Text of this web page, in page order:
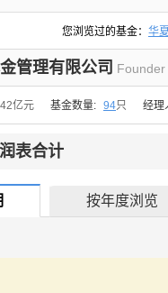
您浏览过的基金： 华
易方达上证中盘ETF联
管理有限公司
亿元 基金数量: 94只 经理
表合计
按年度浏览